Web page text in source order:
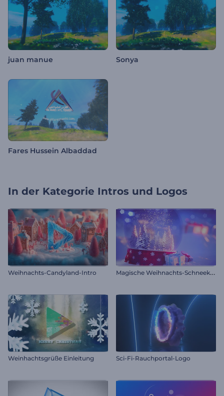
juan manue Sonya
Fares Hussein Albaddad
In der Kategorie Intros und Logos
Weihnachts-Candyland-Intro M
agische Weihnachts-Schneekugel
Weinhachtsgrüße Einleitung Sci-Fi-Rauchportal-Logo